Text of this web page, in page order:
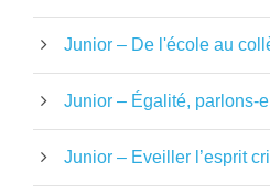
Junior – De l'école au
Junior – Égalité, parlons-
Junior – Eveiller l’esprit